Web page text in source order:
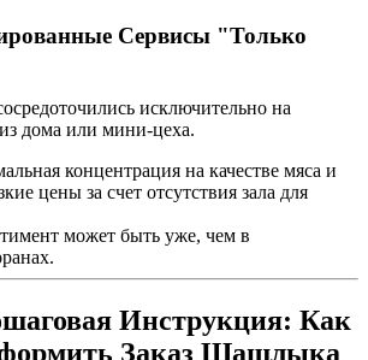
Сервисы "Только
исключительно на
дома или мини-цеха.
концентрация на качестве мяса и
цены за счет отсутствия зала для
может быть уже, чем в
Инструкция: Как
Заказ Шашлыка